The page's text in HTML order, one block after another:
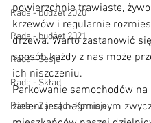
Rada - budżet 2020
Rada - budżet 2021
Rada - Sesje
Rada - Skład
Rada - Zarząd - Komisje
powierzchnie trawiaste,
krzewów i regularnie
drzewa. Warto zastanowić
sposób każdy z nas może
ich niszczeniu.
Parkowanie samochodów na
zieleni jest nagminnym